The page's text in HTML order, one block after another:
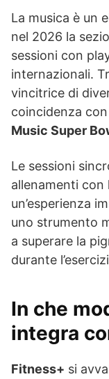
La musica è un
nel 2026 la
sessioni con
internazionali.
vincitrice di
coincidenza
Music Super
Le sessioni
allenamenti con
un’esperienza
uno strumento
a superare la
durante
In che
integra
Fitness+ si